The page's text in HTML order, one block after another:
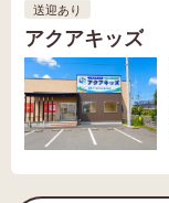
送迎あり
アクアキッズ